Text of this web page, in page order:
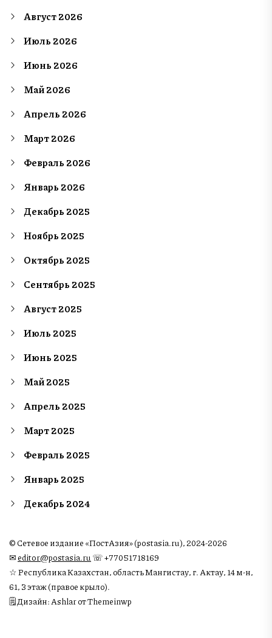
Август 2026
Июль 2026
Июнь 2026
Май 2026
Апрель 2026
Март 2026
Февраль 2026
Январь 2026
Декабрь 2025
Ноябрь 2025
Октябрь 2025
Сентябрь 2025
Август 2025
Июль 2025
Июнь 2025
Май 2025
Апрель 2025
Март 2025
Февраль 2025
Январь 2025
Декабрь 2024
© Сетевое издание «ПостАзия» (postasia.ru), 2024-2026
✉︎editor@postasia.ru ☏ +77051718169
☆ Республика Казахстан, область Мангистау, г. Актау, 14 м-н,
61, 3 этаж (правое крыло).
🗒 Дизайн: Ashlar от Themeinwp